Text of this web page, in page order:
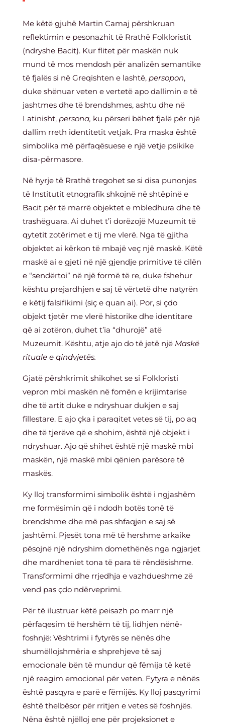
Me këtë gjuhë Martin Camaj përshkruan
reflektimin e pesonazhit të Rrathë Folkloristit
(ndryshe Bacit). Kur flitet për maskën nuk
mund të mos mendosh për analizën semantike
të fjalës si në Greqishten e lashtë, persopon,
duke shënuar veten e vertetë apo dallimin e të
jashtmes dhe të brendshmes, ashtu dhe në
Latinisht, persona, ku përseri bëhet fjalë për një
dallim rreth identitetit vetjak. Pra maska është
simbolika më përfaqësuese e një vetje psikike
disa-përmasore.
Në hyrje të Rrathë tregohet se si disa punonjes
të Institutit etnografik shkojnë në shtëpinë e
Bacit për të marrë objektet e mbledhura dhe të
trashëguara. Ai duhet t’i dorëzojë Muzeumit të
qytetit zotërimet e tij me vlerë. Nga të gjitha
objektet ai kërkon të mbajë veç një maskë. Këtë
maskë ai e gjeti në një gjendje primitive të cilën
e “sendërtoi” në një formë të re, duke fshehur
kështu prejardhjen e saj të vërtetë dhe natyrën
e këtij falsifikimi (siç e quan ai). Por, si çdo
objekt tjetër me vlerë historike dhe identitare
që ai zotëron, duhet t’ia “dhurojë” atë
Muzeumit. Kështu, atje ajo do të jetë një Maskë
rituale e qindvjetës.
Gjatë përshkrimit shikohet se si Folkloristi
vepron mbi maskën në fomën e krijimtarise
dhe të artit duke e ndryshuar dukjen e saj
fillestare. E ajo çka i paraqitet vetes së tij, po aq
dhe të tjerëve që e shohim, është një objekt i
ndryshuar. Ajo që shihet është një maskë mbi
maskën, një maskë mbi qënien parësore të
maskës.
Ky lloj transformimi simbolik është i ngjashëm
me formësimin që i ndodh botës tonë të
brendshme dhe më pas shfaqjen e saj së
jashtëmi. Pjesët tona më të hershme arkaike
pësojnë një ndryshim domethënës nga ngjarjet
dhe mardheniet tona të para të rëndësishme.
Transformimi dhe rrjedhja e vazhdueshme zë
vend pas çdo ndërveprimi.
Për të ilustruar këtë peisazh po marr një
përfaqesim të hershëm të tij, lidhjen nënë-
foshnjë: Vështrimi i fytyrës se nënës dhe
shumëllojshmëria e shprehjeve të saj
emocionale bën të mundur që fëmija të ketë
një reagim emocional për veten. Fytyra e nënës
është pasqyra e parë e fëmijës. Ky lloj pasqyrimi
është thelbësor për rritjen e vetes së foshnjës.
Nëna është njëlloj ene për projeksionet e